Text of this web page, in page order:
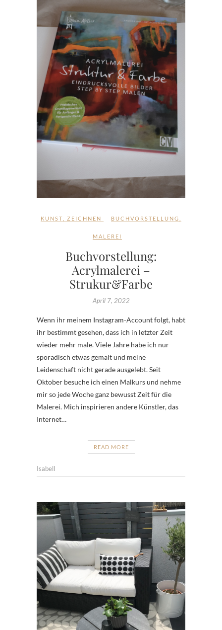
KUNST ZEICHNEN BUCHVORSTELLUNG
MALEREI
Buchvorstellung:
Acrylmalerei –
Strukur&Farbe
April 7, 2022
Wenn ihr meinem Instagram-Account folgt, habt
ihr bestimmt gesehen, dass ich in letzter Zeit
wieder mehr male. Viele Jahre habe ich nur
sporadisch etwas gemalt und meine
Leidenschaft nicht gerade ausgelebt. Seit
Oktober besuche ich einen Malkurs und nehme
mir so jede Woche ganz bewusst Zeit für die
Malerei. Mich inspirieren andere Künstler, das
Internet…
READ MORE
Isabell